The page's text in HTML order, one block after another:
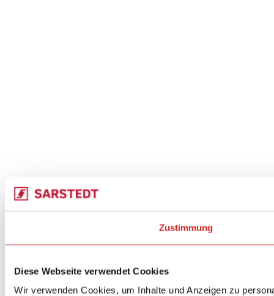
Zustimmung
Diese Webseite verwendet Cookies
Wir verwenden Cookies, um Inhalte und Anzeigen zu